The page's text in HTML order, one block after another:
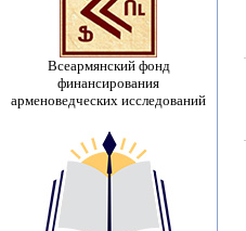
Всеармянский фонд
финансирования
арменоведческих исследований